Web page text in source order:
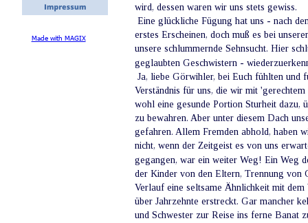
Made with MAGIX
wird, dessen waren wir uns stets gewiss.
Eine glückliche Fügung hat uns - nach
erstes Erscheinen, doch muß es bei
unsere schlummernde Sehnsucht. Hier
geglaubten Geschwistern -
Ja, liebe Görwihler, bei Euch fühlten und
Verständnis für uns, die wir mit
wohl eine gesunde Portion Sturheit dazu,
zu bewahren. Aber unter diesem Dach
gefahren. Allem Fremden abhold, haben
nicht, wenn der Zeitgeist es von uns
gegangen, war ein weiter Weg! Ein Weg
der Kinder von den Eltern, Trennung von
Verlauf eine seltsame Ähnlichkeit mit
über Jahrzehnte erstreckt. Gar mancher
und Schwester zur Reise ins ferne Banat